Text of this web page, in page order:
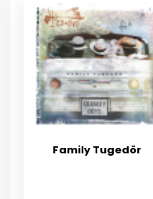
Family Tugedör